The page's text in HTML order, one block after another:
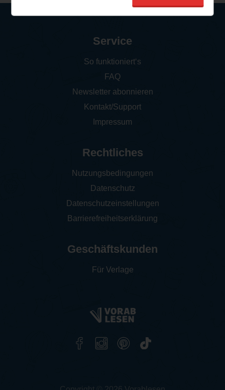
Service
So funktioniert‘s
FAQ
Newsletter abonnieren
Kontakt/Support
Impressum
Rechtliches
Nutzungsbedingungen
Datenschutz
Datenschutzeinstellungen
Barrierefreiheitserklärung
Geschäftskunden
Für Verlage